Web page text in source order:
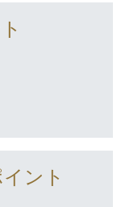
ント